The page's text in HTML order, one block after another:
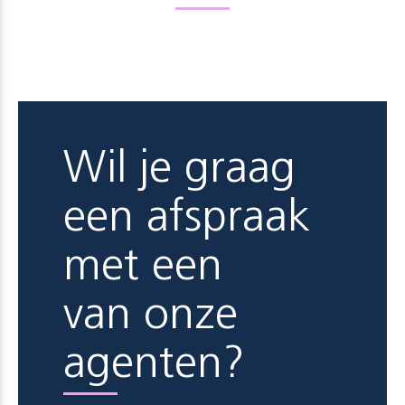
Wil je graag
een afspraak
met een
van onze
agenten?